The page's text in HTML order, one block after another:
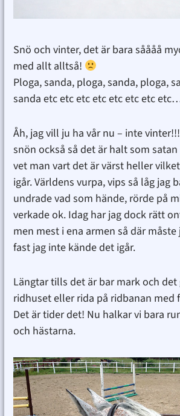
Snö och vinter, det är bara såååå
med allt alltså!
Ploga, sanda, ploga, sanda, ploga,
sanda etc etc etc etc etc etc etc
Åh, jag vill ju ha vår nu – inte
snön också så det är halt som
vet man vart det är värst heller
igår. Världens vurpa, vips så låg jag
undrade vad som hände, rörde på
verkade ok. Idag har jag dock rätt
men mest i ena armen så där
fast jag inte kände det igår.
Längtar tills det är bar mark och
ridhuset eller rida på ridbanan med
Det är tider det! Nu halkar vi bara
och hästarna.